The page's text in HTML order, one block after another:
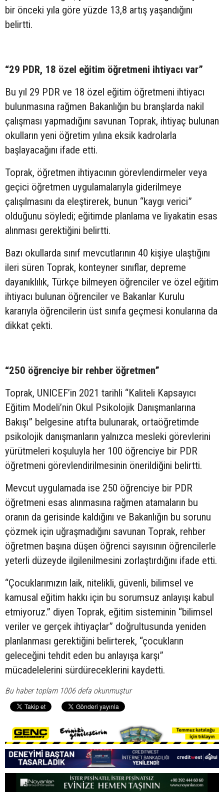
bir önceki yıla göre yüzde 13,8 artış yaşandığını
belirtti.
“29 PDR, 18 özel eğitim öğretmeni ihtiyacı var”
Bu yıl 29 PDR ve 18 özel eğitim öğretmeni ihtiyacı
bulunmasına rağmen Bakanlığın bu branşlarda nakil
çalışması yapmadığını savunan Toprak, ihtiyaç bulunan
okulların yeni öğretim yılına eksik kadrolarla
başlayacağını ifade etti.
Toprak, öğretmen ihtiyacının görevlendirmeler veya
geçici öğretmen uygulamalarıyla giderilmeye
çalışılmasını da eleştirerek, bunun “kaygı verici”
olduğunu söyledi; eğitimde planlama ve liyakatin esas
alınması gerektiğini belirtti.
Bazı okullarda sınıf mevcutlarının 40 kişiye ulaştığını
ileri süren Toprak, konteyner sınıflar, depreme
dayanıklılık, Türkçe bilmeyen öğrenciler ve özel eğitim
ihtiyacı bulunan öğrenciler ve Bakanlar Kurulu
kararıyla öğrencilerin üst sınıfa geçmesi konularına da
dikkat çekti.
“250 öğrenciye bir rehber öğretmen”
Toprak, UNICEF’in 2021 tarihli “Kaliteli Kapsayıcı
Eğitim Modeli’nin Okul Psikolojik Danışmanlarına
Bakışı” belgesine atıfta bulunarak, ortaöğretimde
psikolojik danışmanların yalnızca mesleki görevlerini
yürütmeleri koşuluyla her 100 öğrenciye bir PDR
öğretmeni görevlendirilmesinin önerildiğini belirtti.
Mevcut uygulamada ise 250 öğrenciye bir PDR
öğretmeni esas alınmasına rağmen atamaların bu
oranın da gerisinde kaldığını ve Bakanlığın bu sorunu
çözmek için uğraşmadığını savunan Toprak, rehber
öğretmen başına düşen öğrenci sayısının öğrencilerle
yeterli düzeyde ilgilenilmesini zorlaştırdığını ifade etti.
“Çocuklarımızın laik, nitelikli, güvenli, bilimsel ve
kamusal eğitim hakkı için bu sorumsuz anlayışı kabul
etmiyoruz.” diyen Toprak, eğitim sisteminin “bilimsel
veriler ve gerçek ihtiyaçlar” doğrultusunda yeniden
planlanması gerektiğini belirterek, “çocukların
geleceğini tehdit eden bu anlayışa karşı”
mücadelelerini sürdüreceklerini kaydetti.
Bu haber toplam 1006 defa okunmuştur